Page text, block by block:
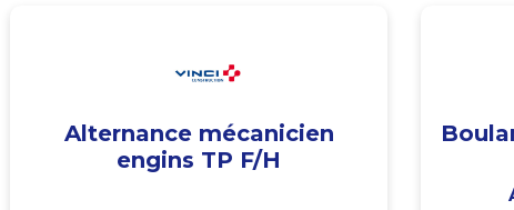
Alternance mécanicien
engins TP F/H